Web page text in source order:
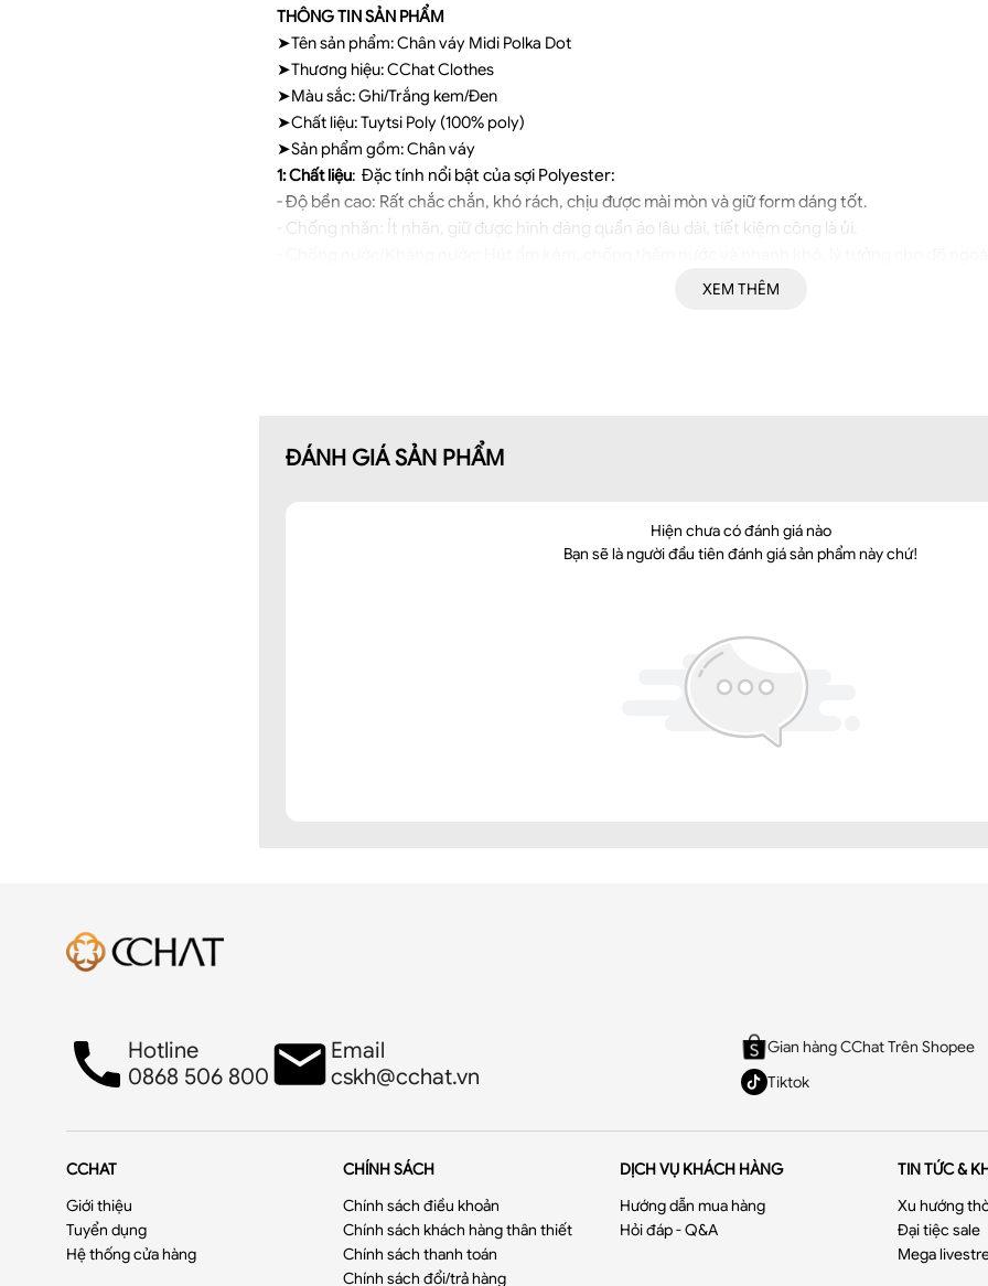
THÔNG TIN SẢN PHẨM
➤Tên sản phẩm: Chân váy Midi Polka Dot
➤Thương hiệu: CChat Clothes
➤Màu sắc: Ghi/Trắng kem/Đen
➤Chất liệu: Tuytsi Poly (100% poly)
➤Sản phẩm gồm: Chân váy
1: Chất liệu:Đặc tính nổi bật của sợi Polyester:
- Độ bền cao: Rất chắc chắn, khó rách, chịu được mài mòn và giữ form dáng tốt.
- Chống nhăn: Ít nhăn, giữ được hình dáng quần áo lâu dài, tiết kiệm công là ủi.
- Giữ màu tốt: Màu sắc bền, khó phai màu sau nhiều lần giặt và tiếp xúc ánh nắng.
- Chân váy dáng xòe, có ly hộp là điểm nhấn giúp che khuyết điểm bụng dưới to, eo to, hông to,
kiềng ngoài ra còn tạo sự trẻ trung, nắm bắt xu hướng 2026.
XEM THÊM
ĐÁNH GIÁ SẢN PHẨM
Hiện chưa có đánh giá nào
Bạn sẽ là người đầu tiên đánh giá sản phẩm này chứ!
Hotline
0868 506 800
Email
cskh@cchat.vn
Gian hàng CChat Trên Shopee
Tiktok
CCHAT
Giới thiệu
Tuyển dụng
Hệ thống cửa hàng
CHÍNH SÁCH
Chính sách điều khoản
Chính sách khách hàng thân thiết
Chính sách thanh toán
Chính sách đổi/trả hàng
DỊCH VỤ KHÁCH HÀNG
Hướng dẫn mua hàng
Hỏi đáp - Q&A
TIN TỨC &
Xu hướng
Đại tiệc sale
Mega